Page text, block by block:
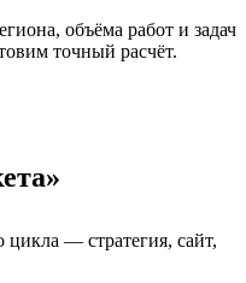
объёма работ и задач
точный расчёт.
цикла — стратегия, сайт,